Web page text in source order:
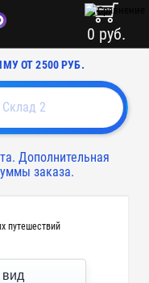
ОТ 2500 РУБ.
0 руб.
Дополнительная
заказа.
путешествий